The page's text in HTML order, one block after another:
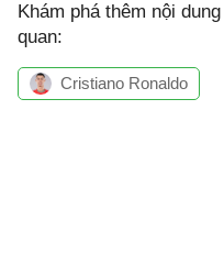
Khám phá thêm nội
quan:
Cristiano Ronaldo